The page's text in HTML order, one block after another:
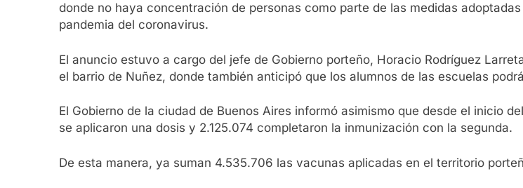
donde no haya concentración de personas como parte de las medidas
pandemia del coronavirus.
El anuncio estuvo a cargo del jefe de Gobierno porteño, Horacio Rodríguez
el barrio de Nuñez, donde también anticipó que los alumnos de las escuelas
El Gobierno de la ciudad de Buenos Aires informó asimismo que desde el inicio
se aplicaron una dosis y 2.125.074 completaron la inmunización con la segunda.
De esta manera, ya suman 4.535.706 las vacunas aplicadas en el territorio